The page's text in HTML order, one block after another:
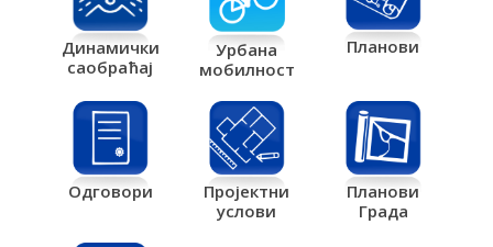
Динамички
саобраћај
Урбана
мобилност
Планови
Одговори
Пројектни
услови
Планови
Града